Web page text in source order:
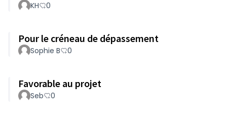
KH 0
Pour le créneau de dépassement
Sophie B 0
Favorable au projet
Seb 0